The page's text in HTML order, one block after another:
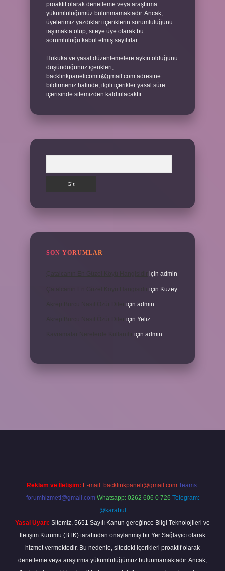
proaktif olarak denetleme veya araştırma
yükümlülüğümüz bulunmamaktadır. Ancak,
üyelerimiz yazdıkları içeriklerin sorumluluğunu
taşımakta olup, siteye üye olarak bu
sorumluluğu kabul etmiş sayılırlar.
Hukuka ve yasal düzenlemelere aykırı olduğunu
düşündüğünüz içerikleri,
backlinkpanelicomtr@gmail.com adresine
bildirmeniz halinde, ilgili içerikler yasal süre
içerisinde sitemizden kaldırılacaktır.
SON YORUMLAR
için admin
için Kuzey
Akrep Burcu Nasıl Özür Diler için admin
Akrep Burcu Nasıl Özür Diler için Yeliz
için admin
Reklam ve İletişim: E-mail: backlinkpaneli@gmail.com Teams:
forumhizmeti@gmail.com Whatsapp: 0262 606 0 726 Telegram:
@karabul
Yasal Uyarı: Sitemiz, 5651 Sayılı Kanun gereğince Bilgi Teknolojileri ve
İletişim Kurumu (BTK) tarafından onaylanmış bir Yer Sağlayıcı olarak
hizmet vermektedir. Bu nedenle, sitedeki içerikleri proaktif olarak
denetleme veya araştırma yükümlülüğümüz bulunmamaktadır. Ancak,